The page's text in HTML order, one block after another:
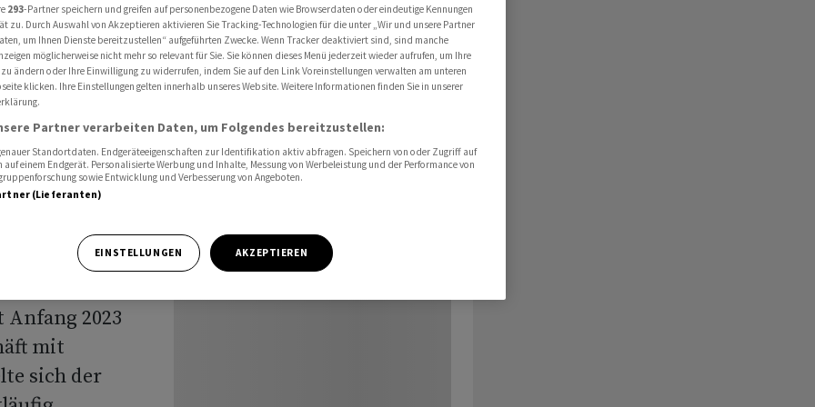
2023 leicht
Anfang 2023
mit
sich der
293-Partner speichern und greifen auf personenbezogene Daten wie Browserdaten oder eindeutige Kennungen
zu. Durch Auswahl von Akzeptieren aktivieren Sie Tracking-Technologien für die unter „Wir und unsere Partner
um Ihnen Dienste bereitzustellen“ aufgeführten Zwecke. Wenn Tracker deaktiviert sind, sind manche
möglicherweise nicht mehr so relevant für Sie. Sie können dieses Menü jederzeit wieder aufrufen, um Ihre
ändern oder Ihre Einwilligung zu widerrufen, indem Sie auf den Link Voreinstellungen verwalten am unteren
klicken. Ihre Einstellungen gelten innerhalb unseres Website. Weitere Informationen finden Sie in unserer
Partner verarbeiten Daten, um Folgendes bereitzustellen:
Standortdaten. Endgeräteeigenschaften zur Identifikation aktiv abfragen. Speichern von oder Zugriff auf
einem Endgerät. Personalisierte Werbung und Inhalte, Messung von Werbeleistung und der Performance von
sowie Entwicklung und Verbesserung von Angeboten.
(Lieferanten)
EINSTELLUNGEN AKZEPTIEREN